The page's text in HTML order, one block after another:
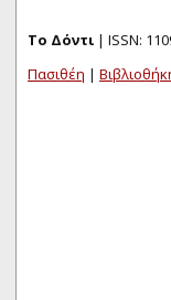
Το Δόντι | ISSN:
Πασιθέη |